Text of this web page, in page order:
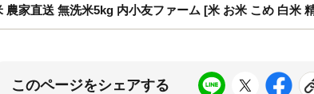
家直送 無洗米5kg 内小友ファーム [米 お米 こめ 白米
このページをシェアする